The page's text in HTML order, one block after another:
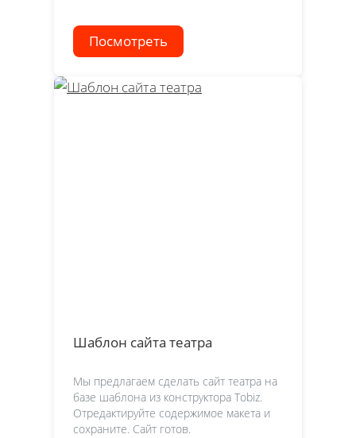
Посмотреть
Шаблон сайта театра
Мы предлагаем сделать сайт театра на
базе шаблона из конструктора Tobiz.
Отредактируйте содержимое макета и
сохраните. Сайт готов.